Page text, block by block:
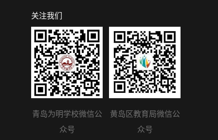
关注我们
青岛为明学校微信公
众号
黄岛区教育局微信公
众号